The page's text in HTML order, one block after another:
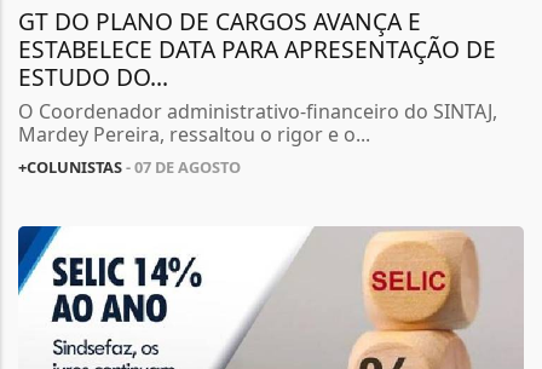
GT DO PLANO DE CARGOS AVANÇA E
ESTABELECE DATA PARA APRESENTAÇÃO DE
ESTUDO DO...
O Coordenador administrativo-financeiro do SINTAJ,
Mardey Pereira, ressaltou o rigor e o...
+COLUNISTAS- 07 DE AGOSTO